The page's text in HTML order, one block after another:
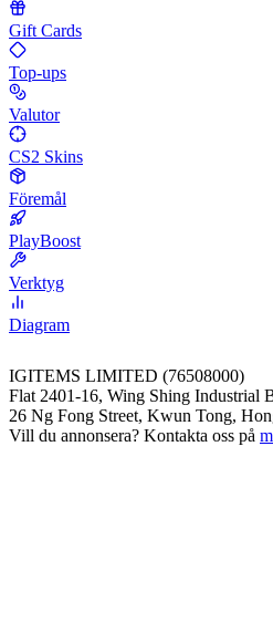
Gift Cards
Top-ups
Valutor
CS2 Skins
Föremål
PlayBoost
Verktyg
Diagram
IGITEMS LIMITED (76508000)
Flat 2401-16, Wing Shing Industrial
26 Ng Fong Street, Kwun Tong,
Vill du annonsera? Kontakta oss på